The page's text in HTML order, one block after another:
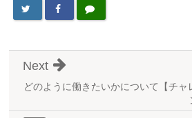
どのように働きたいかについて【チャ
Next